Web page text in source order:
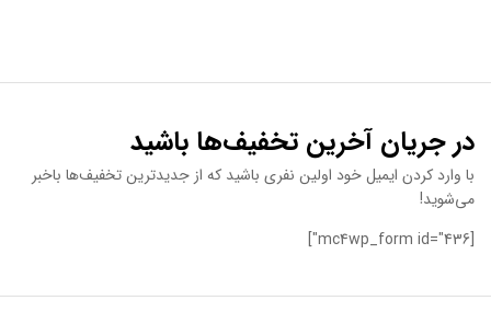
در جریان آخرین تخفیف‌ها باشید
با وارد کردن ایمیل خود اولین نفری باشید که از جدیدترین تخفیف‌ها باخبر
می‌شوید!
[mc4wp_form id="436"]